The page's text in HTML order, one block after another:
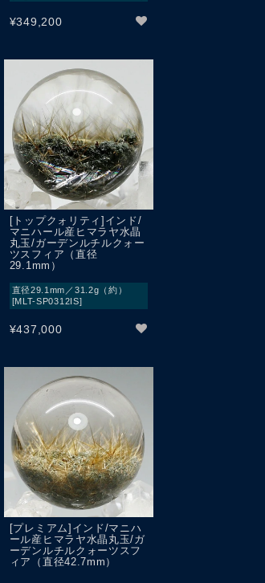
¥349,200
[トップクォリティ]インド/
マニハール産ヒマラヤ水晶
丸玉/ガーデンルチルクォー
ツスフィア（直径
29.1mm）
直径29.1mm／31.2g（約）
[MLT-SP0312IS]
¥437,000
[プレミアム]インド/マニハ
ール産ヒマラヤ水晶丸玉/ガ
ーデンルチルクォーツスフ
ィア（直径42.7mm）